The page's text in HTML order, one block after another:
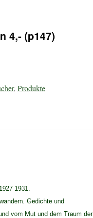
4,- (p147)
, Produkte
1931.
Gedichte und
vom Mut und dem Traum der